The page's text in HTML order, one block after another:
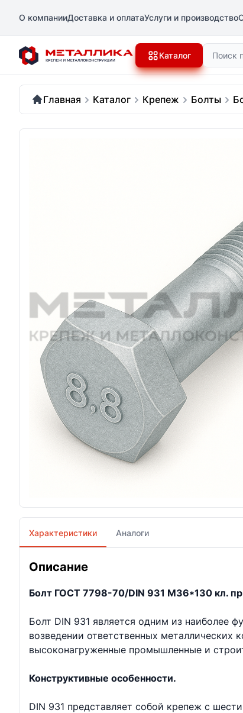
О компанииДоставка и оплатаУслуги и производство
Каталог Поиск
Главная Каталог Крепеж Болты
Характеристики Аналоги
Описание
Болт ГОСТ 7798-70/DIN 931 М36*130 кл.
Болт DIN 931 является одним из наиболее
возведении ответственных металлических
высоконагруженные промышленные и
Конструктивные особенности.
DIN 931 представляет собой крепеж с